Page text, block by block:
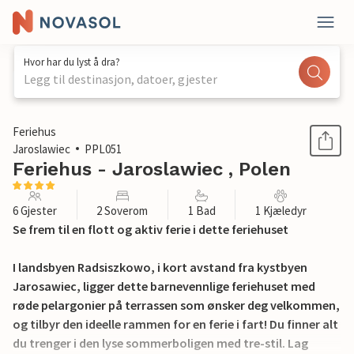
Hvor har du lyst å dra?
Legg til destinasjon, datoer, gjester
1 / 18
Feriehus
Jaroslawiec
PPL051
Feriehus - Jaroslawiec , Polen
6 Gjester 2 Soverom 1 Bad 1 Kjæledyr
Se frem til en flott og aktiv ferie i dette feriehuset
I landsbyen Radsiszkowo, i kort avstand fra kystbyen
Jarosawiec, ligger dette barnevennlige feriehuset med
røde pelargonier på terrassen som ønsker deg velkommen,
og tilbyr den ideelle rammen for en ferie i fart! Du finner alt
du trenger i den lyse sommerboligen med tre-stil. Lag